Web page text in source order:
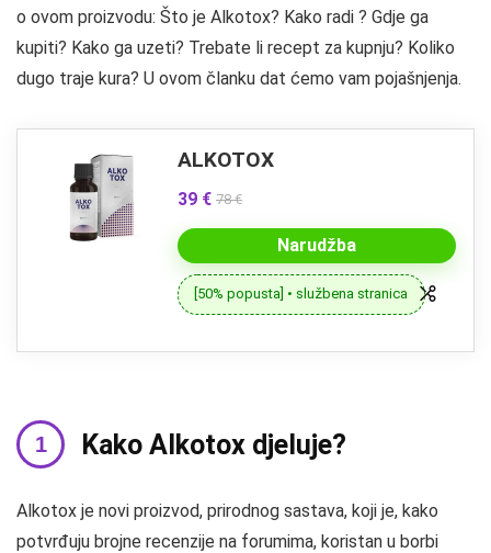
o ovom proizvodu: Što je Alkotox? Kako radi ? Gdje ga
kupiti? Kako ga uzeti? Trebate li recept za kupnju? Koliko
dugo traje kura? U ovom članku dat ćemo vam pojašnjenja.
ALKOTOX
39 € 78 €
Narudžba
[50% popusta] • službena stranica
Kako Alkotox djeluje?
Alkotox je novi proizvod, prirodnog sastava, koji je, kako
potvrđuju brojne recenzije na forumima, koristan u borbi